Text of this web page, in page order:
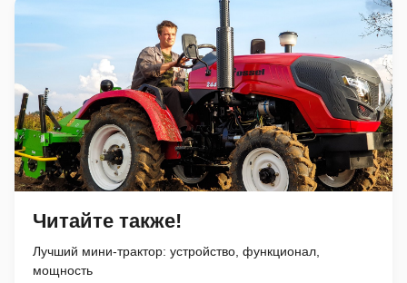
Читайте также!
Лучший мини-трактор: устройство, функционал,
мощность